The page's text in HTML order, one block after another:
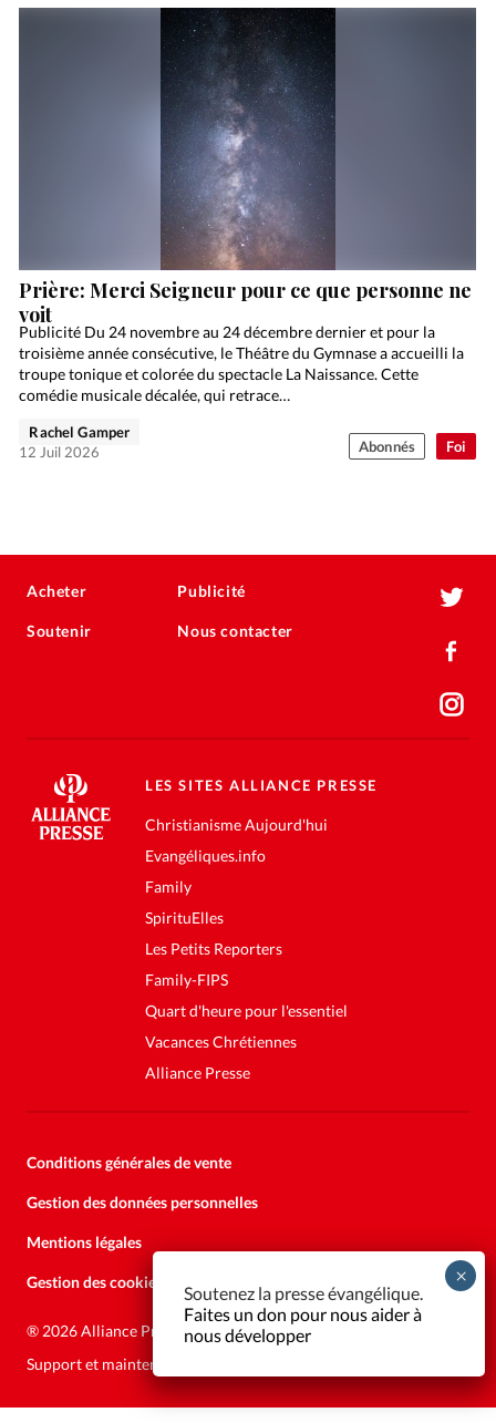
Foi
Prière: Merci Seigneur pour ce que personne ne
voit
Publicité Du 24 novembre au 24 décembre dernier et pour la
troisième année consécutive, le Théâtre du Gymnase a accueilli la
troupe tonique et colorée du spectacle La Naissance. Cette
comédie musicale décalée, qui retrace…
Rachel Gamper
12 Juil 2026
Abonnés
Acheter
Soutenir
Publicité
Nous contacter
LES SITES ALLIANCE PRESSE
Christianisme Aujourd'hui
Evangéliques.info
Family
SpirituElles
Les Petits Reporters
Family-FIPS
Quart d'heure pour l'essentiel
Vacances Chrétiennes
Alliance Presse
Conditions générales de vente
Gestion des données personnelles
Mentions légales
Gestion des cookies
® 2026 Alliance Presse
Support et maintenance:
Soutenez la presse évangélique.
Faites un don pour nous aider à
nous développer